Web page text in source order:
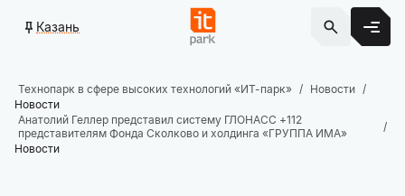
Казань
Технопарк в сфере высоких технологий «ИТ-парк»
Новости
Новости
Анатолий Геллер представил систему ГЛОНАСС +112
представителям Фонда Сколково и холдинга «ГРУППА ИМА»
Новости